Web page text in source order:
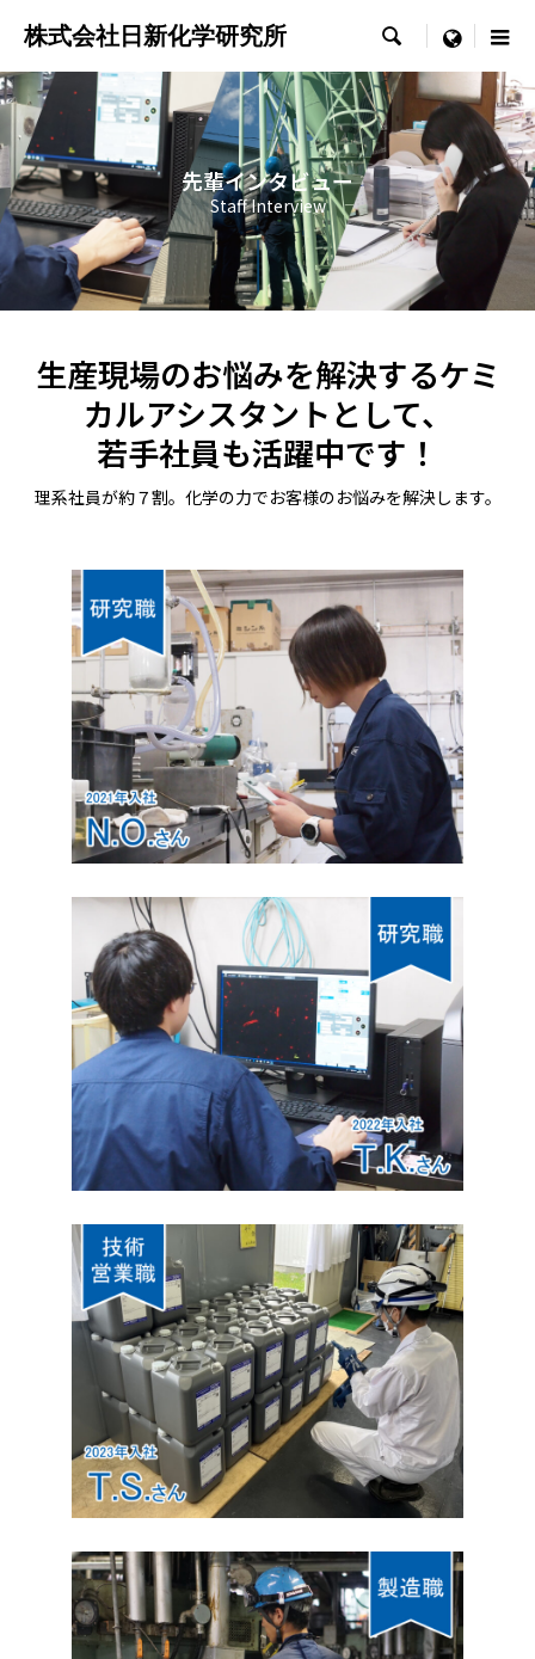
株式会社日新化学研究所  menu
先輩インタビュー
Staff Interview
生産現場のお悩みを解決するケミ
カルアシスタントとして、
若手社員も活躍中です！
理系社員が約７割。化学の力でお客様のお悩みを解決します。